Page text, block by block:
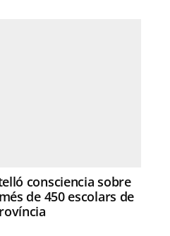
consciencia sobre
de 450 escolars de